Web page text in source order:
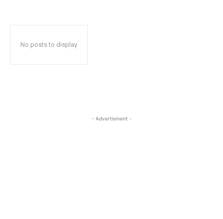
No posts to display
- Advertisment -